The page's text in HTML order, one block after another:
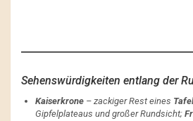
Sehenswürdigkeiten entlang der
Kaiserkrone – zackiger Rest eines
Gipfelplateaus und großer Rundsicht;